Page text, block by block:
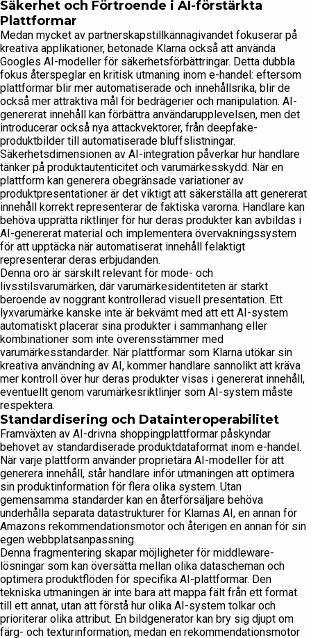
Säkerhet och Förtroende i AI-förstärkta
Plattformar
Medan mycket av partnerskapstillkännagivandet fokuserar på
kreativa applikationer, betonade Klarna också att använda
Googles AI-modeller för säkerhetsförbättringar. Detta dubbla
fokus återspeglar en kritisk utmaning inom e-handel: eftersom
plattformar blir mer automatiserade och innehållsrika, blir de
också mer attraktiva mål för bedrägerier och manipulation. AI-
genererat innehåll kan förbättra användarupplevelsen, men det
introducerar också nya attackvektorer, från deepfake-
produktbilder till automatiserade bluffslistningar.
Säkerhetsdimensionen av AI-integration påverkar hur handlare
tänker på produktautenticitet och varumärkesskydd. När en
plattform kan generera obegränsade variationer av
produktpresentationer är det viktigt att säkerställa att genererat
innehåll korrekt representerar de faktiska varorna. Handlare kan
behöva upprätta riktlinjer för hur deras produkter kan avbildas i
AI-genererat material och implementera övervakningssystem
för att upptäcka när automatiserat innehåll felaktigt
representerar deras erbjudanden.
Denna oro är särskilt relevant för mode- och
livsstilsvarumärken, där varumärkesidentiteten är starkt
beroende av noggrant kontrollerad visuell presentation. Ett
lyxvarumärke kanske inte är bekvämt med att ett AI-system
automatiskt placerar sina produkter i sammanhang eller
kombinationer som inte överensstämmer med
varumärkesstandarder. När plattformar som Klarna utökar sin
kreativa användning av AI, kommer handlare sannolikt att kräva
mer kontroll över hur deras produkter visas i genererat innehåll,
eventuellt genom varumärkesriktlinjer som AI-system måste
respektera.
Standardisering och Datainteroperabilitet
Framväxten av AI-drivna shoppingplattformar påskyndar
behovet av standardiserade produktdataformat inom e-handel.
När varje plattform använder proprietära AI-modeller för att
generera innehåll, står handlare inför utmaningen att optimera
sin produktinformation för flera olika system. Utan
gemensamma standarder kan en återförsäljare behöva
underhålla separata datastrukturer för Klarnas AI, en annan för
Amazons rekommendationsmotor och återigen en annan för sin
egen webbplatsanpassning.
Denna fragmentering skapar möjligheter för middleware-
lösningar som kan översätta mellan olika datascheman och
optimera produktflöden för specifika AI-plattformar. Den
tekniska utmaningen är inte bara att mappa fält från ett format
till ett annat, utan att förstå hur olika AI-system tolkar och
prioriterar olika attribut. En bildgenerator kan bry sig djupt om
färg- och texturinformation, medan en rekommendationsmotor